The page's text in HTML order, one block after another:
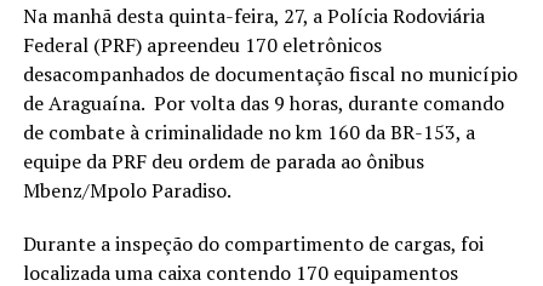
Na manhã desta quinta-feira, 27, a Polícia Rodoviária
Federal (PRF) apreendeu 170 eletrônicos
desacompanhados de documentação fiscal no município
de Araguaína. Por volta das 9 horas, durante comando
de combate à criminalidade no km 160 da BR-153, a
equipe da PRF deu ordem de parada ao ônibus
Mbenz/Mpolo Paradiso.
Durante a inspeção do compartimento de cargas, foi
localizada uma caixa contendo 170 equipamentos